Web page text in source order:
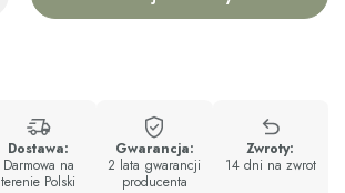
Dostawa:
Darmowa na
terenie Polski
Gwarancja:
2 lata gwarancji
producenta
Zwroty:
14 dni na zwrot